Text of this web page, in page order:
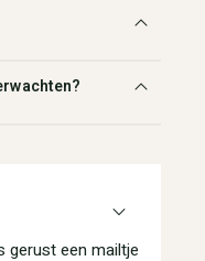
gerust een mailtje